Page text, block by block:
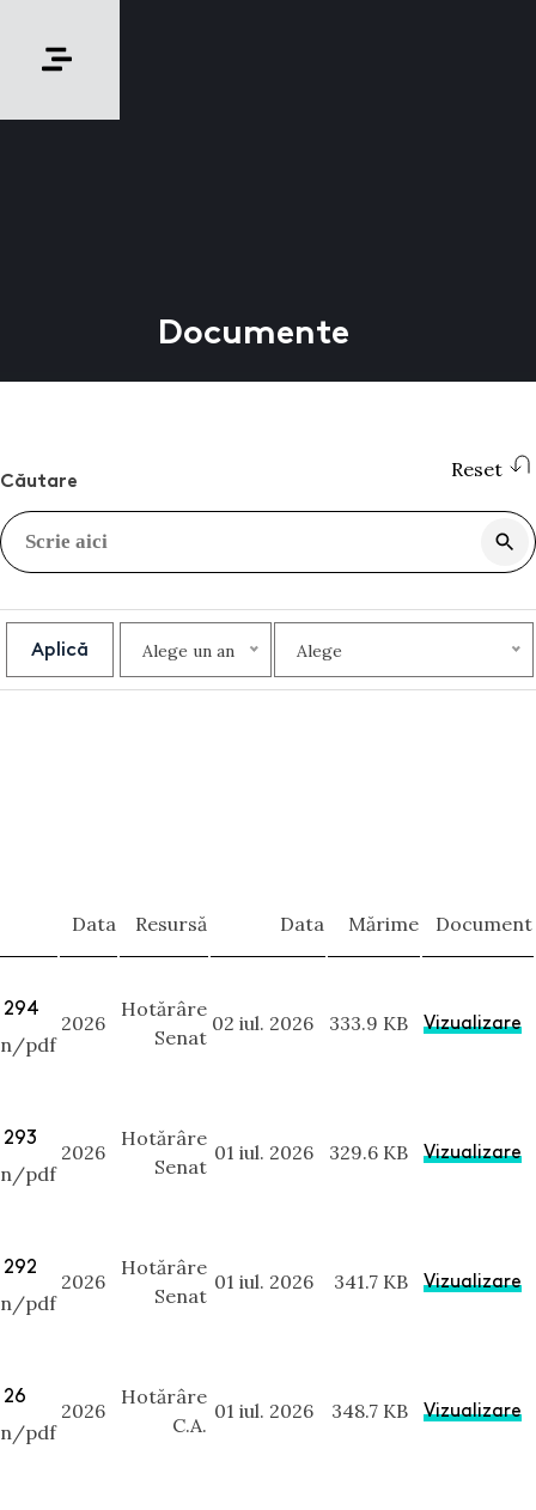
Documente
Căutare Reset
Alege
Alege un an
Aplică
Data Resursă Data Mărime Document
pdf
2026
Hotărâre
Senat
02 iul. 2026 333.9 KB Vizualizare
pdf
2026
Hotărâre
Senat
01 iul. 2026 329.6 KB Vizualizare
pdf
2026
Hotărâre
Senat
01 iul. 2026 341.7 KB Vizualizare
pdf
2026
Hotărâre
C.A.
01 iul. 2026 348.7 KB Vizualizare